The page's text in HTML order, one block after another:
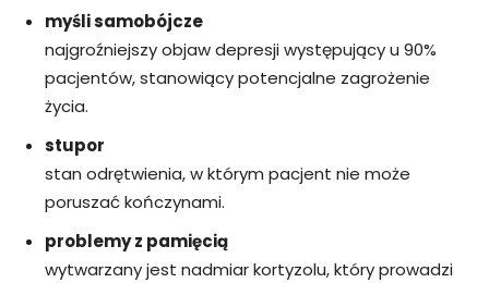
myśli samobójcze
najgroźniejszy objaw depresji występujący u 90%
pacjentów, stanowiący potencjalne zagrożenie
życia.
stupor
stan odrętwienia, w którym pacjent nie może
poruszać kończynami.
problemy z pamięcią
wytwarzany jest nadmiar kortyzolu, który prowadzi